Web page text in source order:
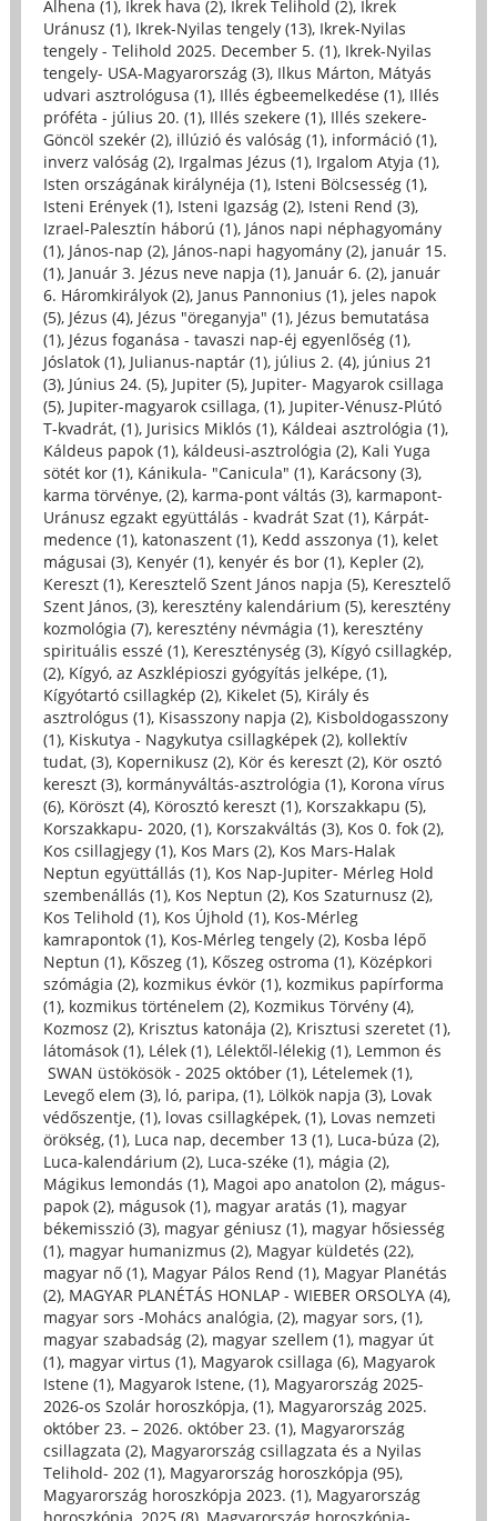
Alhena (1), Ikrek hava (2), Ikrek Telihold (2), Ikrek
Uránusz (1), Ikrek-Nyilas tengely (13), Ikrek-Nyilas
tengely - Telihold 2025. December 5. (1), Ikrek-Nyilas
tengely- USA-Magyarország (3), Ilkus Márton, Mátyás
udvari asztrológusa (1), Illés égbeemelkedése (1), Illés
próféta - július 20. (1), Illés szekere (1), Illés szekere-
Göncöl szekér (2), illúzió és valóság (1), információ (1),
inverz valóság (2), Irgalmas Jézus (1), Irgalom Atyja (1),
Isten országának királynéja (1), Isteni Bölcsesség (1),
Isteni Erények (1), Isteni Igazság (2), Isteni Rend (3),
Izrael-Palesztín háború (1), János napi néphagyomány
(1), János-nap (2), János-napi hagyomány (2), január 15.
(1), Január 3. Jézus neve napja (1), Január 6. (2), január
6. Háromkirályok (2), Janus Pannonius (1), jeles napok
(5), Jézus (4), Jézus "öreganyja" (1), Jézus bemutatása
(1), Jézus foganása - tavaszi nap-éj egyenlőség (1),
Jóslatok (1), Julianus-naptár (1), július 2. (4), június 21
(3), Június 24. (5), Jupiter (5), Jupiter- Magyarok csillaga
(5), Jupiter-magyarok csillaga, (1), Jupiter-Vénusz-Plútó
T-kvadrát, (1), Jurisics Miklós (1), Káldeai asztrológia (1),
Káldeus papok (1), káldeusi-asztrológia (2), Kali Yuga
sötét kor (1), Kánikula- "Canicula" (1), Karácsony (3),
karma törvénye, (2), karma-pont váltás (3), karmapont-
Uránusz egzakt együttálás - kvadrát Szat (1), Kárpát-
medence (1), katonaszent (1), Kedd asszonya (1), kelet
mágusai (3), Kenyér (1), kenyér és bor (1), Kepler (2),
Kereszt (1), Keresztelő Szent János napja (5), Keresztelő
Szent János, (3), keresztény kalendárium (5), keresztény
kozmológia (7), keresztény névmágia (1), keresztény
spirituális esszé (1), Kereszténység (3), Kígyó csillagkép,
(2), Kígyó, az Aszklépioszi gyógyítás jelképe, (1),
Kígyótartó csillagkép (2), Kikelet (5), Király és
asztrológus (1), Kisasszony napja (2), Kisboldogasszony
(1), Kiskutya - Nagykutya csillagképek (2), kollektív
tudat, (3), Kopernikusz (2), Kör és kereszt (2), Kör osztó
kereszt (3), kormányváltás-asztrológia (1), Korona vírus
(6), Köröszt (4), Körosztó kereszt (1), Korszakkapu (5),
Korszakkapu- 2020, (1), Korszakváltás (3), Kos 0. fok (2),
Kos csillagjegy (1), Kos Mars (2), Kos Mars-Halak
Neptun együttállás (1), Kos Nap-Jupiter- Mérleg Hold
szembenállás (1), Kos Neptun (2), Kos Szaturnusz (2),
Kos Telihold (1), Kos Újhold (1), Kos-Mérleg
kamrapontok (1), Kos-Mérleg tengely (2), Kosba lépő
Neptun (1), Kőszeg (1), Kőszeg ostroma (1), Középkori
szómágia (2), kozmikus évkör (1), kozmikus papírforma
(1), kozmikus történelem (2), Kozmikus Törvény (4),
Kozmosz (2), Krisztus katonája (2), Krisztusi szeretet (1),
látomások (1), Lélek (1), Lélektől-lélekig (1), Lemmon és
SWAN üstökösök - 2025 október (1), Lételemek (1),
Levegő elem (3), ló, paripa, (1), Lölkök napja (3), Lovak
védőszentje, (1), lovas csillagképek, (1), Lovas nemzeti
örökség, (1), Luca nap, december 13 (1), Luca-búza (2),
Luca-kalendárium (2), Luca-széke (1), mágia (2),
Mágikus lemondás (1), Magoi apo anatolon (2), mágus-
papok (2), mágusok (1), magyar aratás (1), magyar
békemisszió (3), magyar géniusz (1), magyar hősiesség
(1), magyar humanizmus (2), Magyar küldetés (22),
magyar nő (1), Magyar Pálos Rend (1), Magyar Planétás
(2), MAGYAR PLANÉTÁS HONLAP - WIEBER ORSOLYA (4),
magyar sors -Mohács analógia, (2), magyar sors, (1),
magyar szabadság (2), magyar szellem (1), magyar út
(1), magyar virtus (1), Magyarok csillaga (6), Magyarok
Istene (1), Magyarok Istene, (1), Magyarország 2025-
2026-os Szolár horoszkópja, (1), Magyarország 2025.
október 23. – 2026. október 23. (1), Magyarország
csillagzata (2), Magyarország csillagzata és a Nyilas
Telihold- 202 (1), Magyarország horoszkópja (95),
Magyarország horoszkópja 2023. (1), Magyarország